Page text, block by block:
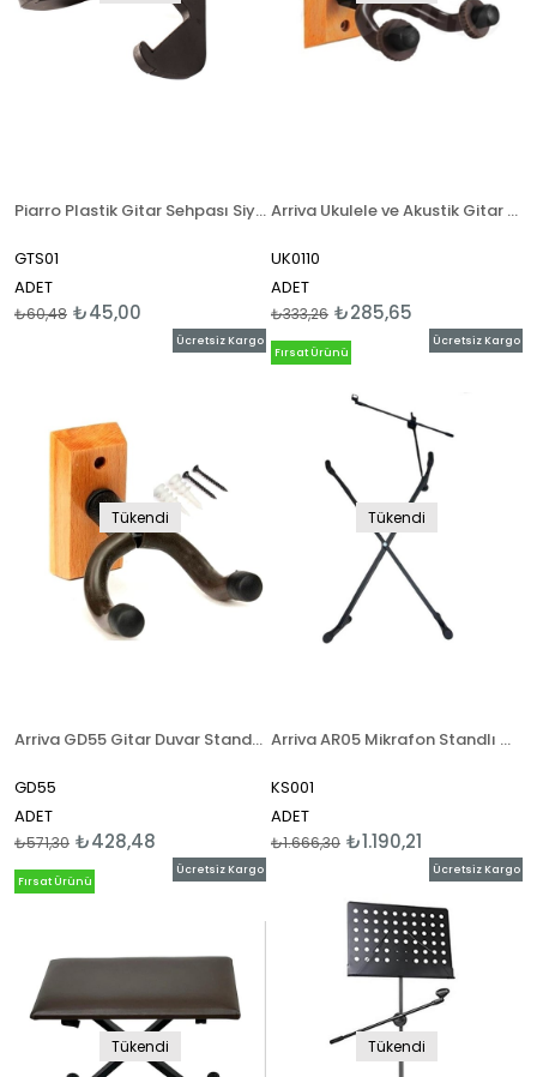
Piarro Plastik Gitar Sehpası Siyah
GTS01
ADET
₺45,00
₺60,48
Arriva Ukulele ve Akustik Gitar Duvar Standı ( Gitar Askısı )
UK0110
ADET
₺285,65
₺333,26
Tükendi
Arriva GD55 Gitar Duvar Standı ( Gitar Askısı )
GD55
ADET
₺428,48
₺571,30
Ücretsiz Kargo
Tükendi
Arriva AR05 Mikrafon Standlı Org Sehpası
KS001
ADET
₺1.190,21
₺1.666,30
Ücretsiz Kargo
Fırsat Ürünü
Tükendi
Ücretsiz Kargo
Fırsat Ürünü
Tükendi
Ücretsiz Kargo